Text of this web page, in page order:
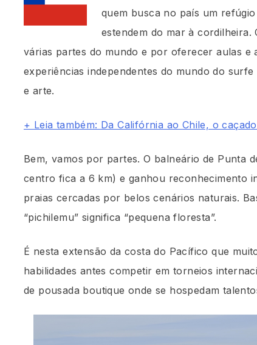
quem busca no país um
estendem do mar à
várias partes do mundo e por oferecer aulas e
experiências independentes do mundo do
e arte.
+ Leia também: Da Califórnia ao Chile, o
Bem, vamos por partes. O balneário de Punta
centro fica a 6 km) e ganhou reconhecimento
praias cercadas por belos cenários naturais.
“pichilemu” significa “pequena floresta”.
É nesta extensão da costa do Pacífico que
habilidades antes competir em torneios
de pousada boutique onde se hospedam